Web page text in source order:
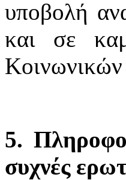
υποβολή
και σε
5.
συχνές